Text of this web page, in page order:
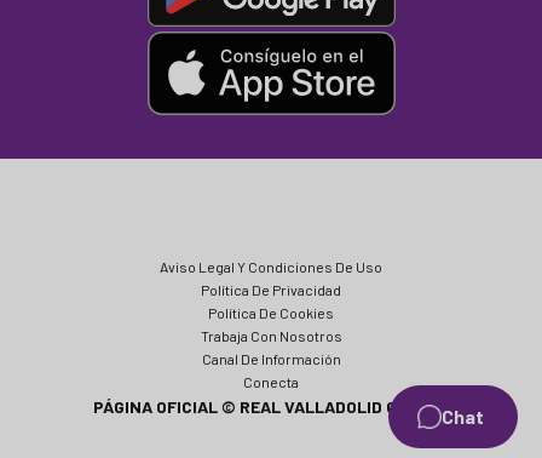
Chat
Aviso Legal Y Condiciones De Uso
Política De Privacidad
Política De Cookies
Trabaja Con Nosotros
Canal De Información
Conecta
PÁGINA OFICIAL © REAL VALLADOLID CF 2024